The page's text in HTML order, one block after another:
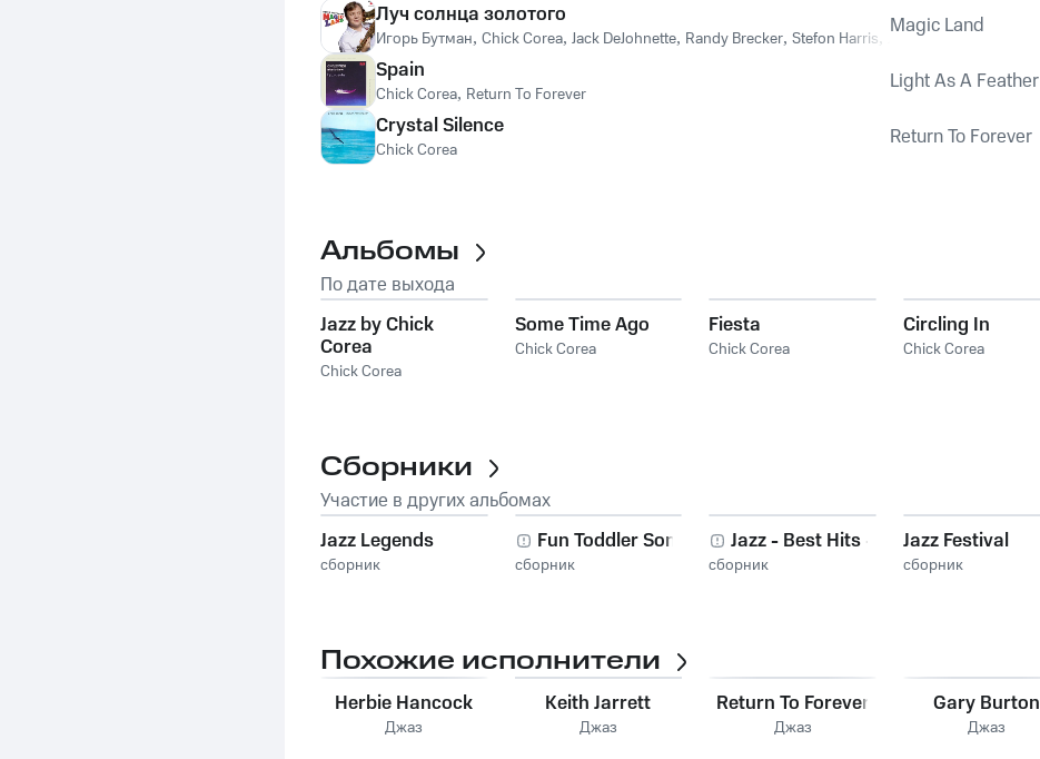
Луч солнца золотого
Игорь Бутман, Chick Corea, Jack DeJohnette, Randy Brecker, Stefon Harris, John Patitucci
Magic Land
Spain
Chick Corea, Return To Forever Light As A Feather
Crystal Silence
Chick Corea Return To Forever
Альбомы
По дате выхода
Jazz by Chick
Corea
Chick Corea
Some Time Ago
Chick Corea
Fiesta
Chick Corea
Circling In
Chick Corea
Сборники
Участие в других альбомах
Jazz Legends
сборник
Fun Toddler Songs
сборник
Jazz - Best Hits -
сборник
Jazz Festival
сборник
Похожие исполнители
Herbie Hancock
Джаз
Keith Jarrett
Джаз
Return To Forever
Джаз
Gary Burton
Джаз